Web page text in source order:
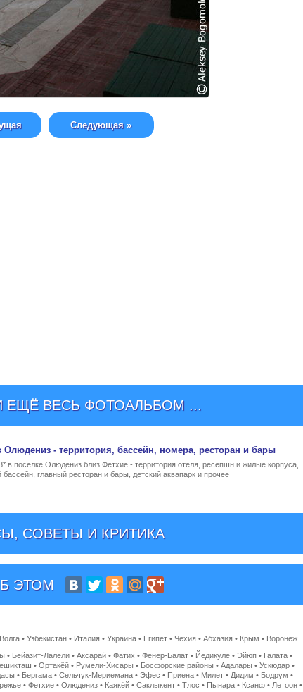
Следующая »
ЕЩЁ ВЕСЬ ФОТОАЛЬБОМ ...
Олюдениз- территория, бассейн, номера, ресторан и бары
в посёлке Олюдениз близ Фетхие - территория отеля, ресепшн и жилые корпуса,
главный ресторан и бары, детский аквапарк и прочее
СОВЕТЫ И КРИТИКА
ЭТОМ
Волга• Узбекистан• Италия• Украина• Египет• Чехия• Абхазия• Крым • Воронеж
• Бейазит-Лалели • Аксарай • Фатих • Фенер-Балат • Йедикуле • Эйюп • Галата •
• Ортакёй • Румели-Хисары • Босфорские районы • Адалары • Ускюдар •
• Бергама• Сельчук-Мериемана• Эфес • Приена• Милет• Дидим • Бодрум •
• Фетхие• Олюдениз• Каякёй• Саклыкент• Тлос • Пынара• Ксанф• Летоон•